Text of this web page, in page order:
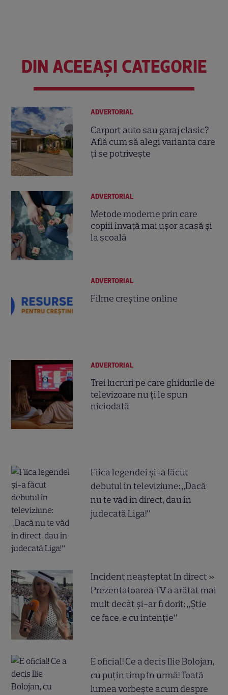
DIN ACEEAȘI CATEGORIE
ADVERTORIAL
Carport auto sau garaj clasic?
Află cum să alegi varianta care
ți se potrivește
ADVERTORIAL
Metode moderne prin care
copiii învață mai ușor acasă și
la școală
ADVERTORIAL
Filme creștine online
ADVERTORIAL
Trei lucruri pe care ghidurile de
televizoare nu ți le spun
niciodată
Fiica legendei și-a făcut
debutul în televiziune: „Dacă
nu te văd în direct, dau în
judecată Liga!”
Incident neașteptat în direct »
Prezentatoarea TV a arătat mai
mult decât și-ar fi dorit: „Știe
ce face, e cu intenție”
E oficial! Ce a decis Ilie Bolojan,
cu puțin timp în urmă! Toată
lumea vorbește acum despre